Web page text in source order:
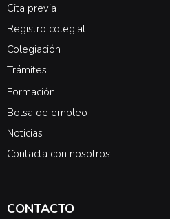
Cita previa
Registro colegial
Colegiación
Trámites
Formación
Bolsa de empleo
Noticias
Contacta con nosotros
CONTACTO